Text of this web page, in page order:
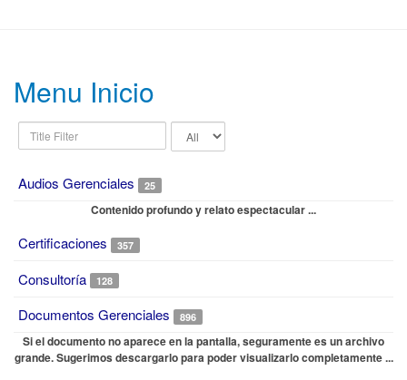
Menu Inicio
Title
Filter
Display
Audios Gerenciales 25
Contenido profundo y relato espectacular ...
Certificaciones 357
Consultoría 128
Documentos Gerenciales 896
Si el documento no aparece en la pantalla, seguramente es un archivo
grande. Sugerimos descargarlo para poder visualizarlo completamente ...